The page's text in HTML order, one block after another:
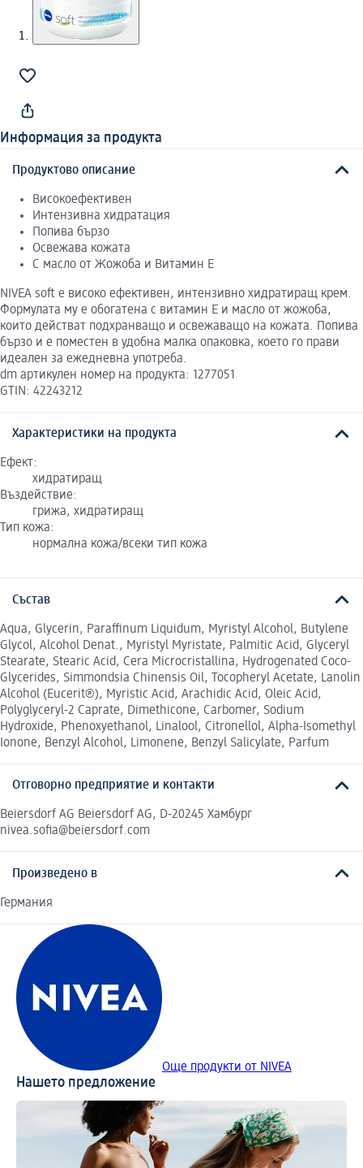
Информация за продукта
Продуктово описание
Високоефективен
Интензивна хидратация
Попива бързо
Освежава кожата
С масло от Жожоба и Витамин Е
NIVEA soft e високо ефективен, интензивно хидратиращ крем.
Формулата му е обогатена с витамин Е и масло от жожоба,
които действат подхранващо и освежаващо на кожата. Попива
бързо и е поместен в удобна малка опаковка, което го прави
идеален за ежедневна употреба.
dm артикулен номер на продукта: 1277051
GTIN: 42243212
Характеристики на продукта
Ефект:
хидратиращ
Въздействие:
грижа, хидратиращ
Тип кожа:
нормална кожа/всеки тип кожа
Състав
Aqua, Glycerin, Paraffinum Liquidum, Myristyl Alcohol, Butylene
Glycol, Alcohol Denat., Myristyl Myristate, Palmitic Acid, Glyceryl
Stearate, Stearic Acid, Cera Microcristallina, Hydrogenated Coco-
Glycerides, Simmondsia Chinensis Oil, Tocopheryl Acetate, Lanolin
Alcohol (Eucerit®), Myristic Acid, Arachidic Acid, Oleic Acid,
Polyglyceryl-2 Caprate, Dimethicone, Carbomer, Sodium
Hydroxide, Phenoxyethanol, Linalool, Citronellol, Alpha-Isomethyl
Ionone, Benzyl Alcohol, Limonene, Benzyl Salicylate, Parfum
Отговорно предприятие и контакти
Beiersdorf AG Beiersdorf AG, D-20245 Хамбург
nivea.sofia@beiersdorf.com
Произведено в
Германия
Още продукти от NIVEA
Нашето предложение